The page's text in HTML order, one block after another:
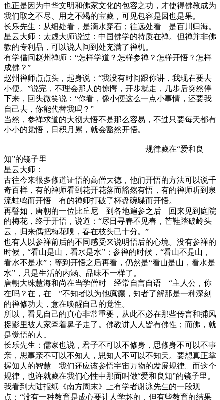
也正是因为中华文明和佛家文化的包容之功，才使得佛教成为
我们取之不尽、用之不竭的宝藏，可见包容是因也是果。
长乐先生：从细处看，是滴水穿石；往远处看，是百川归海。
星云大师：太虚大师说过：中国佛学的特质在禅。但禅并非佛
教的专利品，可以说人间到处充满了禅机。
有学僧问赵州禅师：“怎样学道？怎样参禅？怎样开悟？怎样
成佛？”
赵州禅师点点头，起身说：“我没有时间跟你讲，我现在要去
小便。”说完，不理会那人的惊愕，开步就走，几步后突然停
下来，回头微笑说：“你看，像小便这么一点小事情，还要我
自己去，你能代替我吗？”
当然，参禅求道的大彻大悟不是那么容易，不过只要每天都有
小小的觉悟，日积月累，就会豁然开悟。
规律藏在“爱和良
知”的镜子里
星云大师：
古往今来很多修道证悟的高僧大德，他们开悟的方法可以说千
奇百样，有的禅师看到花开花落而豁然有悟，有的禅师听到泉
流蛙鸣而开悟，有的禅师打破了杯盘碗碟而开悟。
再譬如，唐朝的一位比丘尼 到各地遍参之后，回来见到庭院
的梅花，终于开悟，说道：“尽日寻春不见春，芒鞋踏破岭头
云，归来偶把梅花嗅，春在枝头已十分。”
也有人以参禅前后的不同感受来说明悟后的心境。没有参禅的
时候，“看山是山，看水是水”；参禅的时候，“看山不是山，
看水不是水”；等到开悟之后再看，仍然是“看山是山，看水是
水”，只是生活的内涵、品味不一样了。
唐朝大珠慧海和尚在当学僧时，经常自言自语：“主人公，你
在吗？在，在！”不知者以为他疯癫，知者了解那是一种深刻
的禅修功夫，意在唤醒自己的觉性。
所以，看见自己的真心非常重要，从此不必在那些传言和捕风
捉影里被人家牵着鼻子走了。佛教讲人人皆有佛性；而佛，就
是觉悟的人。
长乐先生：儒家也说，君子不可以不修身，思修身不可以不事
亲，思事亲不可以不知人，思知人不可以不知天。要想真正掌
握知人的智慧，我们还应该参悟宇宙万物的发展规律。而这个
规律，也许就藏在我们心性中那面叫做“爱和良知”的镜子里。
我看到大陆报纸《南方周末》上有学者谢泳先生的一段观
点：“没有一种教育是成心要让人学坏的，但有些教育的结果